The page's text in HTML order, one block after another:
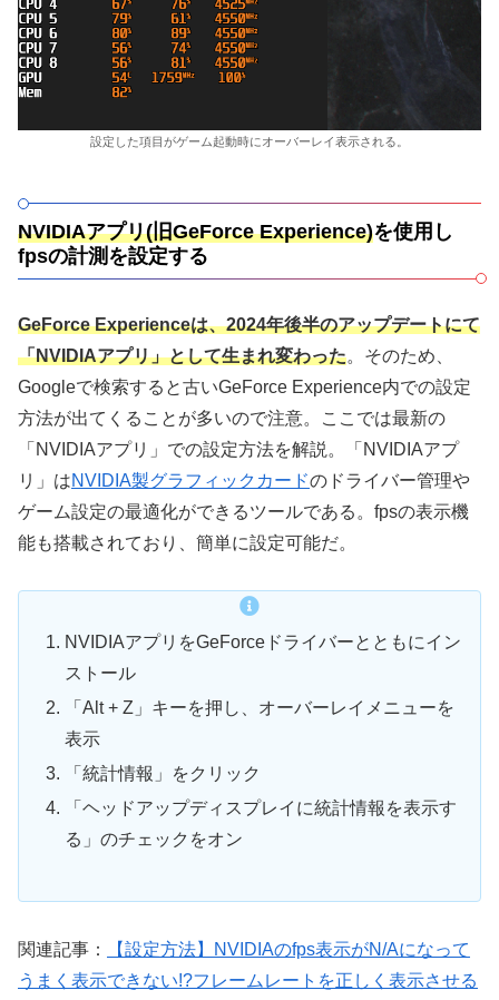
設定した項目がゲーム起動時にオーバーレイ表示される。
NVIDIAアプリ(旧GeForce Experience)を使用し
fpsの計測を設定する
GeForce Experienceは、2024年後半のアップデートにて
「NVIDIAアプリ」として生まれ変わった。そのため、
Googleで検索すると古いGeForce Experience内での設定
方法が出てくることが多いので注意。ここでは最新の
「NVIDIAアプリ」での設定方法を解説。「NVIDIAアプ
リ」はNVIDIA製グラフィックカードのドライバー管理や
ゲーム設定の最適化ができるツールである。fpsの表示機
能も搭載されており、簡単に設定可能だ。
NVIDIAアプリをGeForceドライバーとともにイン
ストール
「Alt + Z」キーを押し、オーバーレイメニューを
表示
「統計情報」をクリック
「ヘッドアップディスプレイに統計情報を表示す
る」のチェックをオン
関連記事：
【設定方法】NVIDIAのfps表示がN/Aになって
うまく表示できない!?フレームレートを正しく表示させる